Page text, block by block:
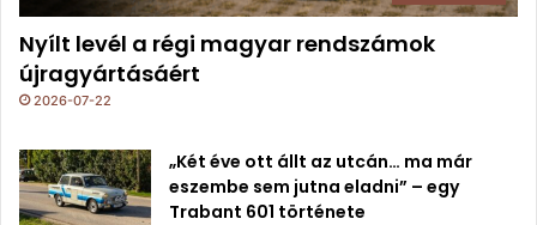
Nyílt levél a régi magyar rendszámok
újragyártásáért
2026-07-22
„Két éve ott állt az utcán… ma már
eszembe sem jutna eladni” – egy
Trabant 601 története